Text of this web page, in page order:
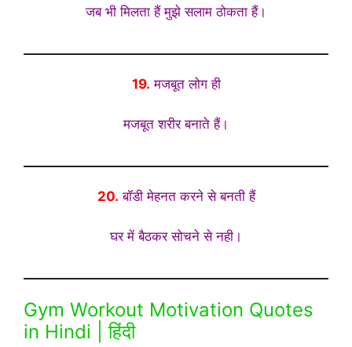
जब भी मिलता हैं मुझे सलाम ठोकता हैं।
19. मजबूत लोग ही
मजबूत शरीर बनाते हैं।
20. बॉडी मेहनत करने से बनती हैं
घर में बैठकर सोचने से नही।
Gym Workout Motivation Quotes
in Hindi | हिंदी